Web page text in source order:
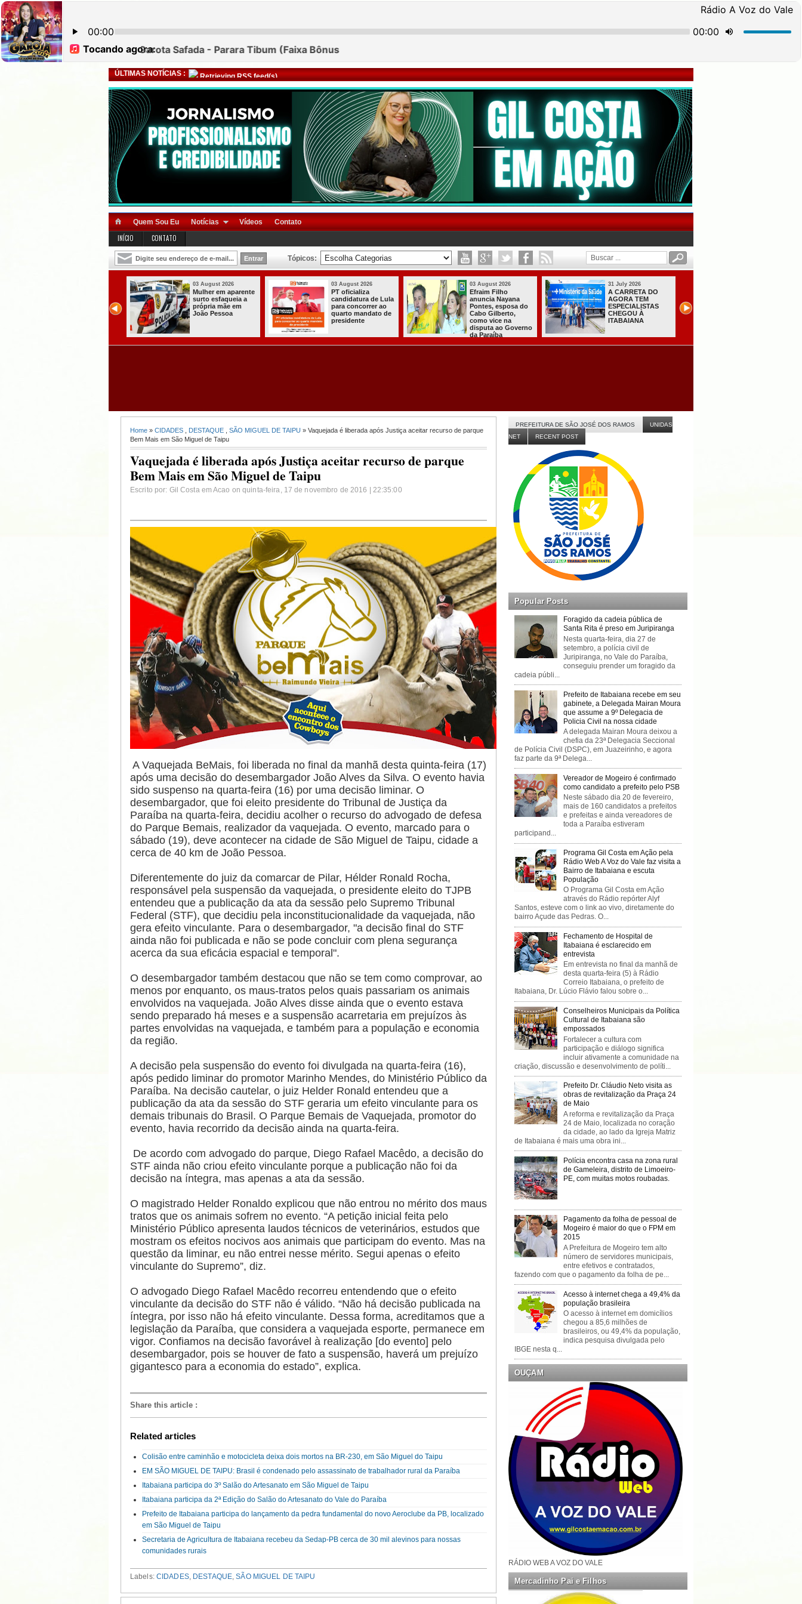
ÚLTIMAS NOTÍCIAS : Retrieving RSS feed(s)
Quem Sou Eu Notícias Vídeos Contato
INÍCIO CONTATO
Tópicos:
03 August 2026
Mulher em aparente
surto esfaqueia a
própria mãe em
João Pessoa
03 August 2026
PT oficializa
candidatura de Lula
para concorrer ao
quarto mandato de
presidente
03 August 2026
Efraim Filho
anuncia Nayana
Pontes, esposa do
Cabo Gilberto,
como vice na
disputa ao Governo
da Paraíba
31 July 2026
A CARRETA DO
AGORA TEM
ESPECIALISTAS
CHEGOU À
ITABAIANA
Home » CIDADES DESTAQUE SÃO MIGUEL DE TAIPU » Vaquejada é liberada após Justiça aceitar recurso de parque
Bem Mais em São Miguel de Taipu
Vaquejada é liberada após Justiça aceitar recurso de parque
Bem Mais em São Miguel de Taipu
Escrito por: Gil Costa em Acao on quinta-feira, 17 de novembro de 2016 | 22:35:00
A Vaquejada BeMais, foi liberada no final da manhã desta quinta-feira (17)
após uma decisão do desembargador João Alves da Silva. O evento havia
sido suspenso na quarta-feira (16) por uma decisão liminar. O
desembargador, que foi eleito presidente do Tribunal de Justiça da
Paraíba na quarta-feira, decidiu acolher o recurso do advogado de defesa
do Parque Bemais, realizador da vaquejada. O evento, marcado para o
sábado (19), deve acontecer na cidade de São Miguel de Taipu, cidade a
cerca de 40 km de João Pessoa.
Diferentemente do juiz da comarcar de Pilar, Hélder Ronald Rocha,
responsável pela suspensão da vaquejada, o presidente eleito do TJPB
entendeu que a publicação da ata da sessão pelo Supremo Tribunal
Federal (STF), que decidiu pela inconstitucionalidade da vaquejada, não
gera efeito vinculante. Para o desembargador, "a decisão final do STF
ainda não foi publicada e não se pode concluir com plena segurança
acerca da sua eficácia espacial e temporal".
O desembargador também destacou que não se tem como comprovar, ao
menos por enquanto, os maus-tratos pelos quais passariam os animais
envolvidos na vaquejada. João Alves disse ainda que o evento estava
sendo preparado há meses e a suspensão acarretaria em prejuízos às
partes envolvidas na vaquejada, e também para a população e economia
da região.
A decisão pela suspensão do evento foi divulgada na quarta-feira (16),
após pedido liminar do promotor Marinho Mendes, do Ministério Público da
Paraíba. Na decisão cautelar, o juiz Helder Ronald entendeu que a
publicação da ata da sessão do STF geraria um efeito vinculante para os
demais tribunais do Brasil. O Parque Bemais de Vaquejada, promotor do
evento, havia recorrido da decisão ainda na quarta-feira.
De acordo com advogado do parque, Diego Rafael Macêdo, a decisão do
STF ainda não criou efeito vinculante porque a publicação não foi da
decisão na íntegra, mas apenas a ata da sessão.
O magistrado Helder Ronaldo explicou que não entrou no mérito dos maus
tratos que os animais sofrem no evento. “A petição inicial feita pelo
Ministério Público apresenta laudos técnicos de veterinários, estudos que
mostram os efeitos nocivos aos animais que participam do evento. Mas na
questão da liminar, eu não entrei nesse mérito. Segui apenas o efeito
vinculante do Supremo”, diz.
O advogado Diego Rafael Macêdo recorreu entendendo que o efeito
vinculante da decisão do STF não é válido. “Não há decisão publicada na
íntegra, por isso não há efeito vinculante. Dessa forma, acreditamos que a
legislação da Paraíba, que considera a vaquejada esporte, permanece em
vigor. Confiamos na decisão favorável à realização [do evento] pelo
desembargador, pois se houver de fato a suspensão, haverá um prejuízo
gigantesco para a economia do estado”, explica.
Share this article :
Related articles
Colisão entre caminhão e motocicleta deixa dois mortos na BR-230, em São Miguel do Taipu
EM SÃO MIGUEL DE TAIPU: Brasil é condenado pelo assassinato de trabalhador rural da Paraíba
Itabaiana participa do 3º Salão do Artesanato em São Miguel de Taipu
Itabaiana participa da 2ª Edição do Salão do Artesanato do Vale do Paraíba
Prefeito de Itabaiana participa do lançamento da pedra fundamental do novo Aeroclube da PB, localizado
em São Miguel de Taipu
Secretaria de Agricultura de Itabaiana recebeu da Sedap-PB cerca de 30 mil alevinos para nossas
comunidades rurais
Labels: CIDADES, DESTAQUE ,SÃO MIGUEL DE TAIPU
PREFEITURA DE SÃO JOSÉ DOS RAMOS
UNIDAS
NET
RECENT POST
Popular Posts
Foragido da cadeia pública de
Santa Rita é preso em Juripiranga
Nesta quarta-feira, dia 27 de
setembro, a polícia civil de
Juripiranga, no Vale do Paraíba,
conseguiu prender um foragido da
cadeia públi...
Prefeito de Itabaiana recebe em seu
gabinete, a Delegada Mairan Moura
que assume a 9º Delegacia de
Policia Civil na nossa cidade
A delegada Mairan Moura deixou a
chefia da 23ª Delegacia Seccional
de Polícia Civil (DSPC), em Juazeirinho, e agora
faz parte da 9ª Delega...
Vereador de Mogeiro é confirmado
como candidato a prefeito pelo PSB
Neste sábado dia 20 de fevereiro,
mais de 160 candidatos a prefeitos
e prefeitas e ainda vereadores de
toda a Paraíba estiveram
participand...
Programa Gil Costa em Ação pela
Rádio Web A Voz do Vale faz visita a
Bairro de Itabaiana e escuta
População
O Programa Gil Costa em Ação
através do Rádio repórter Alyf
Santos, esteve com o link ao vivo, diretamente do
bairro Açude das Pedras. O...
Fechamento de Hospital de
Itabaiana é esclarecido em
entrevista
Em entrevista no final da manhã de
desta quarta-feira (5) à Rádio
Correio Itabaiana, o prefeito de
Itabaiana, Dr. Lúcio Flávio falou sobre o...
Conselheiros Municipais da Política
Cultural de Itabaiana são
empossados
Fortalecer a cultura com
participação e diálogo significa
incluir ativamente a comunidade na
criação, discussão e desenvolvimento de políti...
Prefeito Dr. Cláudio Neto visita as
obras de revitalização da Praça 24
de Maio
A reforma e revitalização da Praça
24 de Maio, localizada no coração
da cidade, ao lado da Igreja Matriz
de Itabaiana é mais uma obra ini...
Polícia encontra casa na zona rural
de Gameleira, distrito de Limoeiro-
PE, com muitas motos roubadas.
Pagamento da folha de pessoal de
Mogeiro é maior do que o FPM em
2015
A Prefeitura de Mogeiro tem alto
número de servidores municipais,
entre efetivos e contratados,
fazendo com que o pagamento da folha de pe...
Acesso à internet chega a 49,4% da
população brasileira
O acesso à internet em domicílios
chegou a 85,6 milhões de
brasileiros, ou 49,4% da população,
indica pesquisa divulgada pelo
IBGE nesta q...
OUÇAM
RÁDIO WEB A VOZ DO VALE
Mercadinho Pai e Filhos